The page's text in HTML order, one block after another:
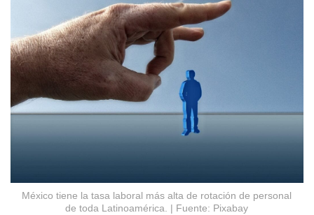
México tiene la tasa laboral más alta de rotación de personal
de toda Latinoamérica. | Fuente: Pixabay